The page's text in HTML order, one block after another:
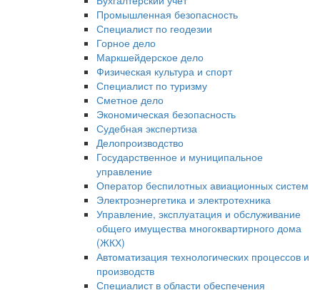
Промышленная безопасность
Специалист по геодезии
Горное дело
Маркшейдерское дело
Физическая культура и спорт
Специалист по туризму
Сметное дело
Экономическая безопасность
Судебная экспертиза
Делопроизводство
Государственное и муниципальное
управление
Оператор беспилотных авиационных систем
Электроэнергетика и электротехника
Управление, эксплуатация и обслуживание
общего имущества многоквартирного дома
(ЖКХ)
Автоматизация технологических процессов и
производств
Специалист в области обеспечения